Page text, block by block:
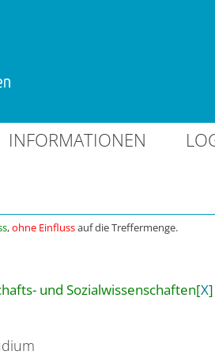
INFORMATIONEN
,ohne Einflussauf die Treffermenge.
und Sozialwissenschaften[X]